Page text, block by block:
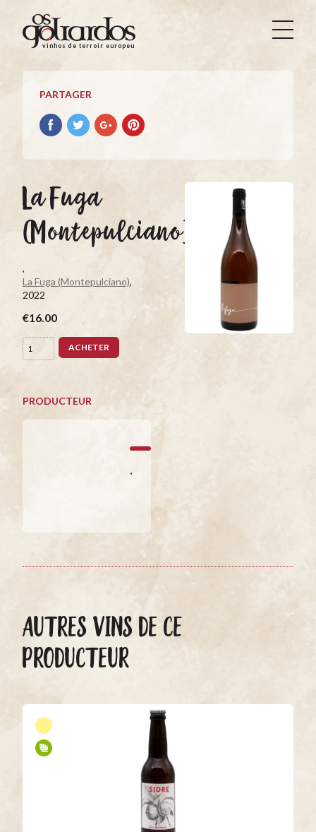
Os
Goliardos
Vinhos
Terroir
Europeus
vinhos de terroir europeus
PARTAGER
Partager
avec
Partager
avec
Partager
avec
Partager
avec
La Fuga
(Montepulciano)
,
La Fuga (Montepulciano),
2022
€16.00
ACHETER
PRODUCTEUR
,
AUTRES VINS DE CE
PRODUCTEUR